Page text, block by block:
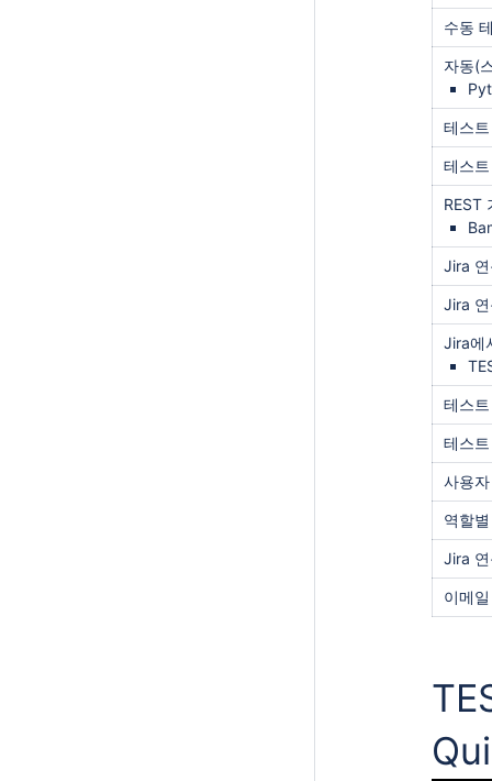
수동
자동(
테스
테스
REST
Jira
Jira
Jira에
테스
테스
사용
역할
Jira
이메